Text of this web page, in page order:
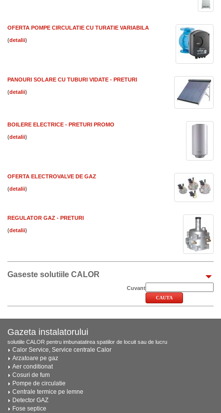
OFERTA POMPE CIRCULATIE CU TURATIE VARIABILA
( )
PANOURI SOLARE CU TUBURI VIDATE - PRETURI
( )
BOILERE ELECTRICE - PRETURI PROMO
( )
OFERTA ELECTROVALVE DE GAZ
( )
REGULATOR GAZ - PRETURI
( )
Gaseste solutiile CALOR
Cuvant
Gazeta instalatorului
solutiile CALOR pentru imbunatatirea spatiilor de locuit sau de lucru
Calor Service, Service centrale Calor
Arzatoare pe gaz
Aer conditionat
Cosuri de fum
Pompe de circulatie
Centrale termice pe lemne
Detector GAZ
Fose septice